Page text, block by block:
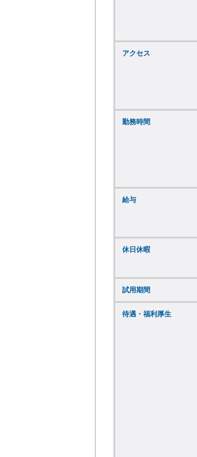
アクセス
勤務時間
給与
休日休暇
試用期間
待遇・福利厚生